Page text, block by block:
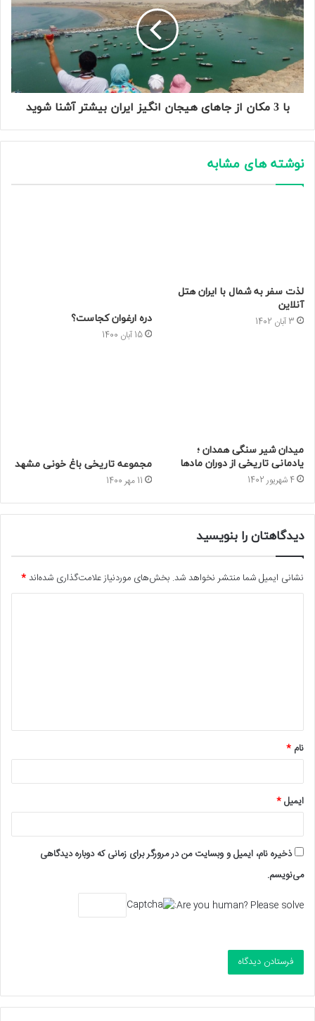
با 3 مکان از جاهای هیجان انگیز ایران بیشتر آشنا شوید
نوشته های مشابه
لذت سفر به شمال با ایران هتل
آنلاین
3 آبان 1402 دره ارغوان کجاست؟
15 آبان 1400
میدان شیر سنگی همدان ؛
یادمانی تاریخی از دوران مادها
4 شهریور 1402
مجموعه تاریخی باغ خونی مشهد
11 مهر 1400
دیدگاهتان را بنویسید
نشانی ایمیل شما منتشر نخواهد شد. بخش‌های موردنیاز علامت‌گذاری شده‌اند*
*
نام *
ایمیل*
ذخیره نام، ایمیل و وبسایت من در مرورگر برای زمانی که دوباره دیدگاهی
می‌نویسم.
Are you human? Please solve: